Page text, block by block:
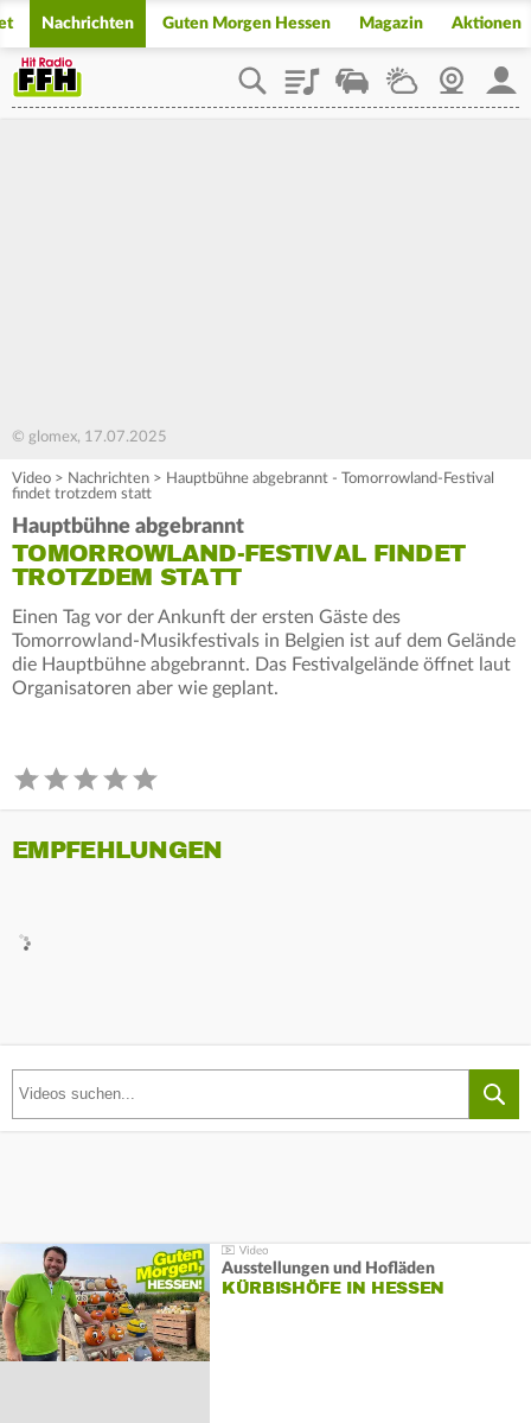
Nachrichten Guten Morgen Hessen Magazin Aktionen
PlaylistStaupilotWetterWebcam
© glomex, 17.07.2025
Video > Nachrichten > Hauptbühne abgebrannt - Tomorrowland-Festival
findet trotzdem statt
Hauptbühne abgebrannt
TOMORROWLAND-FESTIVAL FINDET
TROTZDEM STATT
Einen Tag vor der Ankunft der ersten Gäste des
Tomorrowland-Musikfestivals in Belgien ist auf dem Gelände
die Hauptbühne abgebrannt. Das Festivalgelände öffnet laut
Organisatoren aber wie geplant.
EMPFEHLUNGEN
Ausstellungen und Hofläden
KÜRBISHÖFE IN HESSEN